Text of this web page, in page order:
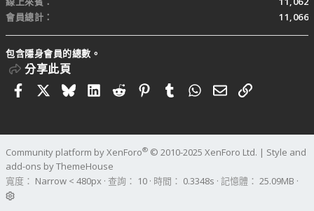
會員總計
11,066
包含隱身會員的總數。
分享此頁
FacebookBlueskyLinkedIn
RedditPinterestTumblrWhatsApp
電子郵件
連結
Community platform by XenForo® © 2010-2025 XenForo Ltd. | Style and
add-ons by ThemeHouse
寬度
查詢 10 時間 0.3348s 記憶體 25.09MB